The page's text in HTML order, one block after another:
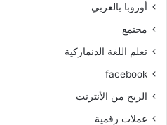
أوروبا بالعربي
مجتمع
تعلم اللغة الدنماركية
facebook
الربح من الأنترنت
عملات رقمية